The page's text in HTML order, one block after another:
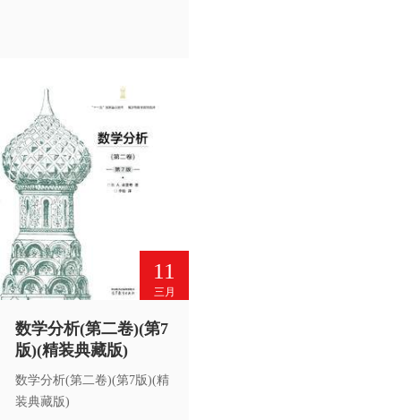
11
三月
数学分析(第二卷)(第7
版)(精装典藏版)
数学分析(第二卷)(第7版)(精
装典藏版)